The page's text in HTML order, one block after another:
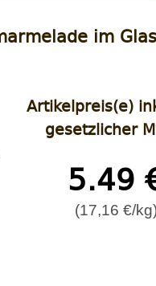
im
Artikelpreis(e)
gesetzlicher
5.49
(17,16 €/kg)